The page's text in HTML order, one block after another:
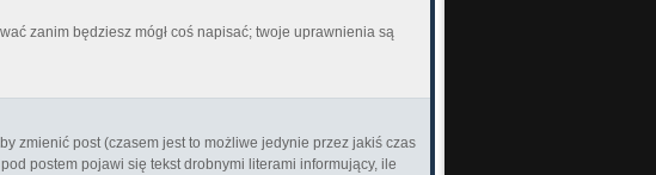
zanim będziesz mógł coś napisać; twoje uprawnienia są
zmienić post (czasem jest to możliwe jedynie przez jakiś czas
postem pojawi się tekst drobnymi literami informujący, ile